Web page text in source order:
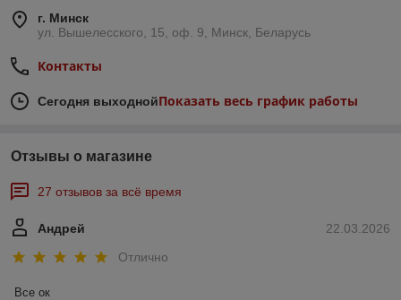
г. Минск
ул. Вышелесского, 15, оф. 9, Минск, Беларусь
Контакты
Сегодня выходнойПоказать весь график работы
Отзывы о магазине
27 отзывов за всё время
22.03.2026
Андрей
Отлично
Все ок